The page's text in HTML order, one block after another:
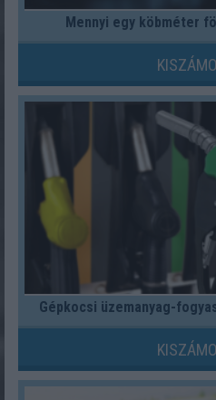
Mennyi egy köbméter
Gépkocsi üzemanyag-